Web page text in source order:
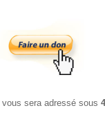
sera adressé sous